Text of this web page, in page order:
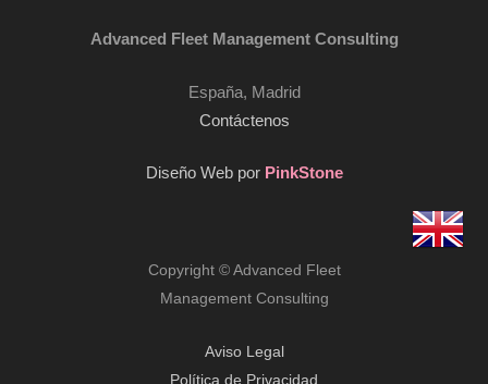
Advanced Fleet Management Consulting
España, Madrid
Contáctenos
Diseño Web por PinkStone
Copyright © Advanced Fleet
Management Consulting
Aviso Legal
Política de Privacidad